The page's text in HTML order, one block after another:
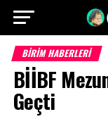
BİRİM HABERLERİ
BİİBF
Geçti